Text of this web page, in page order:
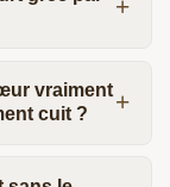
vraiment
cuit ?